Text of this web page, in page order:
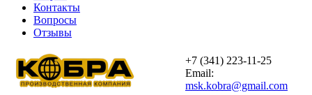
Контакты
Вопросы
Отзывы
+7 (341) 223-11-25
Email:
msk.kobra@gmail.com